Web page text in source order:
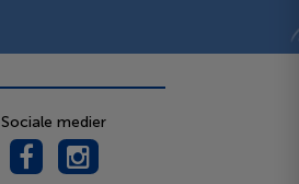
Sociale medier